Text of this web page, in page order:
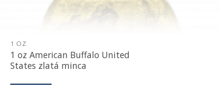
1 OZ
1 oz American Buffalo United
States zlatá minca